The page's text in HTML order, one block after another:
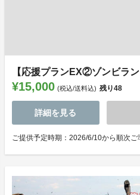
【応援プランEX②ゾンビラ
¥15,000 (税込/送料込) 残り48
詳細を見る
ご提供予定時期：2026/6/10から順次ご